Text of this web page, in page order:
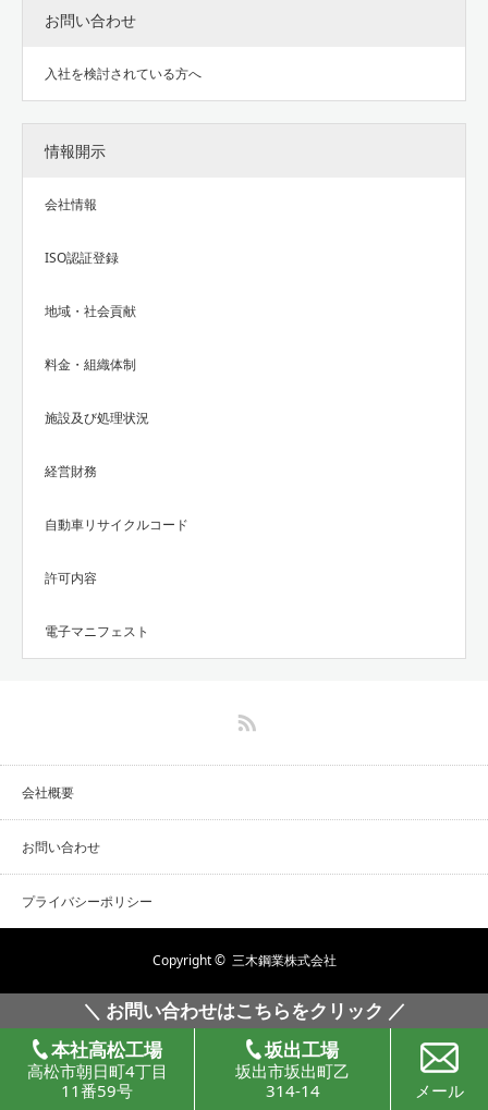
＼ お問い合わせはこちらをクリック ／
本社高松工場
高松市朝日町4丁目
11番59号
坂出工場
坂出市坂出町乙
314-14
メール
お問い合わせ
入社を検討されている方へ
情報開示
会社情報
ISO認証登録
地域・社会貢献
料金・組織体制
施設及び処理状況
経営財務
自動車リサイクルコード
許可内容
電子マニフェスト
会社概要
お問い合わせ
プライバシーポリシー
Copyright © 三木鋼業株式会社